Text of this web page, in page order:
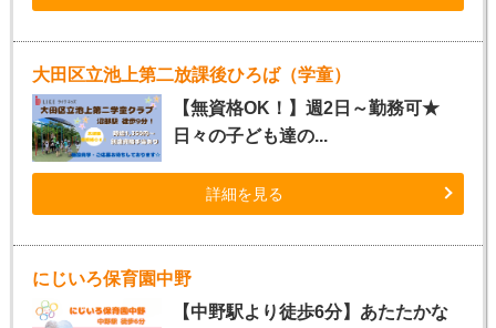
大田区立池上第二放課後ひろば（学童）
【無資格OK！】週2日～勤務可★
日々の子ども達の...
詳細を見る
にじいろ保育園中野
【中野駅より徒歩6分】あたたかな